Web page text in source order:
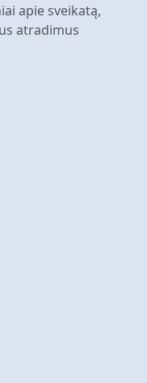
apie sveikatą,
atradimus